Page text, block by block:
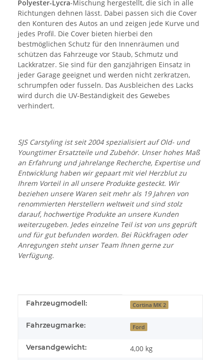
Polyester-Lycra-Mischung hergestellt, die sich in alle
Richtungen dehnen lässt. Dabei passen sich die Cover
den Konturen des Autos an und zeigen jede Kurve und
jedes Profil. Die Cover bieten hierbei den
bestmöglichen Schutz für den Innenräumen und
schützen das Fahrzeuge vor Staub, Schmutz und
Lackkratzer. Sie sind für den ganzjährigen Einsatz in
jeder Garage geeignet und werden nicht zerkratzen,
schrumpfen oder fusseln. Das Ausbleichen des Lacks
wird durch die UV-Beständigkeit des Gewebes
verhindert.
SJS Carstyling ist seit 2004 spezialisiert auf Old- und
Youngtimer Ersatzteile und Zubehör. Unser hohes Maß
an Erfahrung und jahrelange Recherche, Expertise und
Entwicklung haben wir gepaart mit viel Herzblut zu
Ihrem Vorteil in all unsere Produkte gesteckt. Wir
beziehen unsere Waren seit mehr als 19 Jahren von
renommierten Herstellern weltweit und sind stolz
darauf, hochwertige Produkte an unsere Kunden
weiterzugeben. Jedes einzelne Teil ist von uns geprüft
und für gut befunden worden. Bei Rückfragen oder
Anregungen steht unser Team Ihnen gerne zur
Verfügung.
Produkteigenschaft
Wert
Fahrzeugmodell: Cortina MK 2
Fahrzeugmarke: Ford
Versandgewicht: 4,00 kg